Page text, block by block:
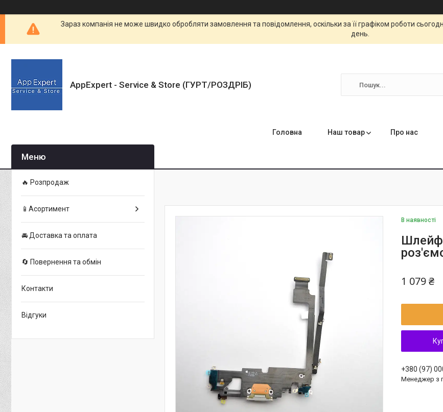
Зараз компанія не може швидко обробляти замовлення та повідомлення, оскільки за її графіком роботи
день.
AppExpert - Service & Store (ГУРТ/РОЗДРІБ)
Головна Наш товар Про нас
В наявності
Шлейф
1 079 ₴
+380 (97)
Менеджер з
🔥 Розпродаж
📱Асортимент
🚘 Доставка та оплата
🔄 Повернення та обмін
Контакти
Відгуки